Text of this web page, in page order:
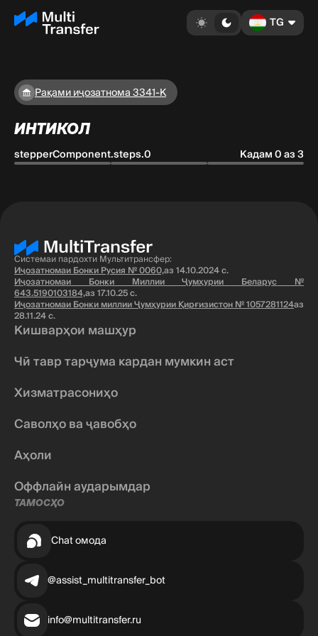
TG
Рақами иҷозатнома 3341-K
ИНТИКОЛ
stepperComponent.steps.0 Кадам 0 аз 3
Системаи пардохти Мультитрансфер:
Иҷозатномаи Бонки Русия № 0060,аз 14.10.2024 с.
Иҷозатномаи Бонки Миллии Ҷумҳурии Беларус №
643.5190103184,аз 17.10.25 с.
Иҷозатномаи Бонки миллии Ҷумҳурии Қирғизистон № 1057281124аз
28.11.24 с.
Кишварҳои машҳур
Чӣ тавр тарҷума кардан мумкин аст
Хизматрасониҳо
Саволҳо ва ҷавобҳо
Аҳоли
Оффлайн аударымдар
ТАМОСҲО
Chat омода
@assist_multitransfer_bot
info@multitransfer.ru